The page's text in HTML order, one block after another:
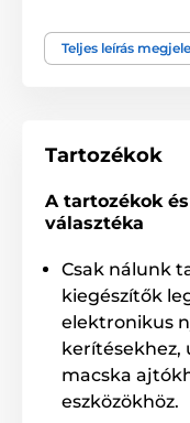
Hálózati töltő
Teljes leírás
Tartozékok
A tartozékok
választéka
Csak nálunk
kiegészítők
elektronikus
kerítésekhez,
macska
eszközökhöz.